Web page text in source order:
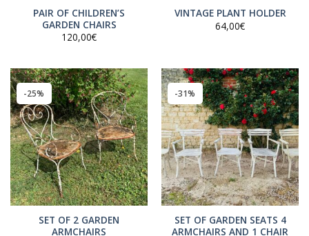
PAIR OF CHILDREN’S
GARDEN CHAIRS
120,00€
VINTAGE PLANT HOLDER
64,00€
-25%
SET OF 2 GARDEN
ARMCHAIRS
-31%
SET OF GARDEN SEATS 4
ARMCHAIRS AND 1 CHAIR